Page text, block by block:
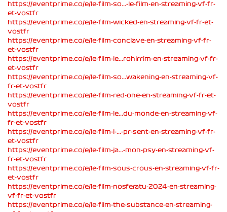
https://eventprime.co/e/le-film-so...-le-film-en-streaming-vf-fr-
et-vostfr
https://eventprime.co/e/le-film-wicked-en-streaming-vf-fr-et-
vostfr
https://eventprime.co/e/le-film-conclave-en-streaming-vf-fr-
et-vostfr
https://eventprime.co/e/le-film-le...rohirrim-en-streaming-vf-fr-
et-vostfr
https://eventprime.co/e/le-film-so...wakening-en-streaming-vf-
fr-et-vostfr
https://eventprime.co/e/le-film-red-one-en-streaming-vf-fr-et-
vostfr
https://eventprime.co/e/le-film-le...du-monde-en-streaming-vf-
fr-et-vostfr
https://eventprime.co/e/le-film-l-...-pr-sent-en-streaming-vf-fr-
et-vostfr
https://eventprime.co/e/le-film-ja...-mon-psy-en-streaming-vf-
fr-et-vostfr
https://eventprime.co/e/le-film-sous-crous-en-streaming-vf-fr-
et-vostfr
https://eventprime.co/e/le-film-nosferatu-2024-en-streaming-
vf-fr-et-vostfr
https://eventprime.co/e/le-film-the-substance-en-streaming-